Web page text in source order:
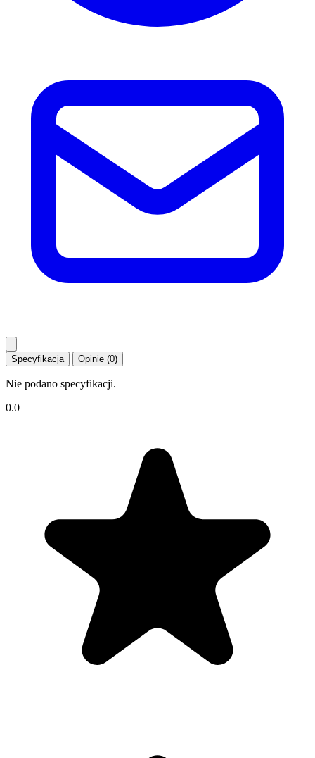
Specyfikacja Opinie (0)
Nie podano specyfikacji.
0.0